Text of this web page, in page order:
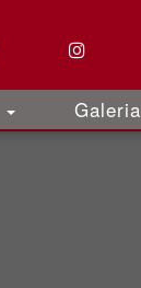
Galeria